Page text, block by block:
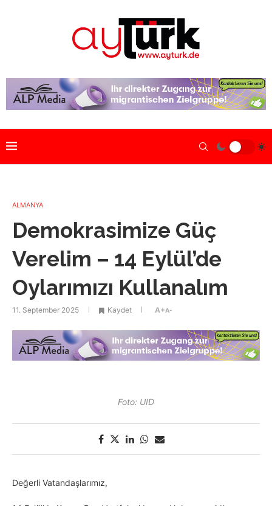
ALMANYA
Demokrasimize Güç
Verelim – 14 Eylül’de
Oylarımızı Kullanalım
11. September 2025 Kaydet A+A-
Foto: UID
Değerli Vatandaşlarımız,